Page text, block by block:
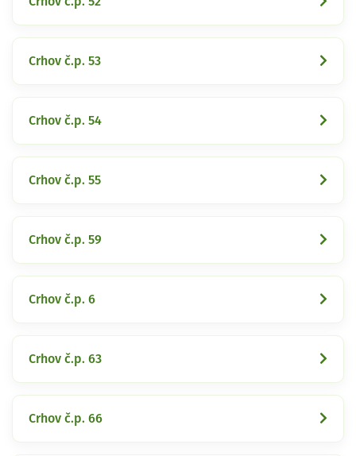
Crhov č.p. 53
Crhov č.p. 54
Crhov č.p. 55
Crhov č.p. 59
Crhov č.p. 6
Crhov č.p. 63
Crhov č.p. 66